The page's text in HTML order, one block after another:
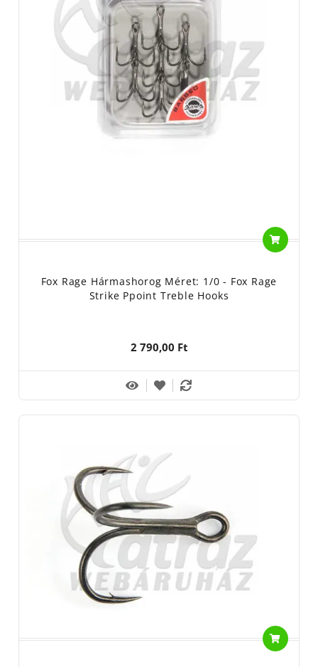
Fox Rage Hármashorog Méret: 1/0 - Fox Rage
Strike Ppoint Treble Hooks
2 790,00 Ft